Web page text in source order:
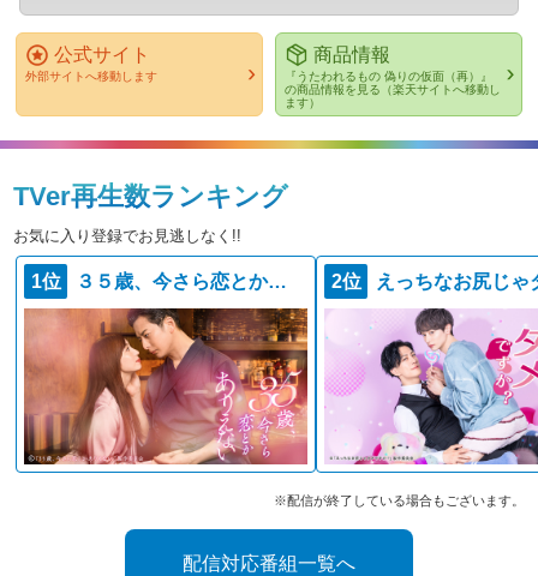
公式サイト
外部サイトへ移動します
商品情報
『うたわれるもの 偽りの仮面（再）』
の商品情報を見る（楽天サイトへ移動し
ます）
TVer再生数ランキング
お気に入り登録でお見逃しなく!!
1位 ３５歳、今さら恋とかありえない 2位
※配信が終了している場合もございます。
配信対応番組一覧へ